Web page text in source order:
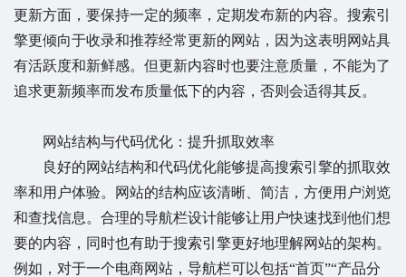
更新方面，要保持一定的频率，定期发布新的内容。搜索引
擎更倾向于收录和推荐经常更新的网站，因为这表明网站具
有活跃度和新鲜感。但更新内容时也要注意质量，不能为了
追求更新频率而发布质量低下的内容，否则会适得其反。
网站结构与代码优化：提升抓取效率
良好的网站结构和代码优化能够提高搜索引擎的抓取效
率和用户体验。网站的结构应该清晰、简洁，方便用户浏览
和查找信息。合理的导航栏设计能够让用户快速找到他们想
要的内容，同时也有助于搜索引擎更好地理解网站的架构。
例如，对于一个电商网站，导航栏可以包括“首页”“产品分